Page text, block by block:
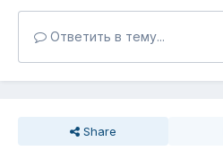
Ответить в тему...
Share